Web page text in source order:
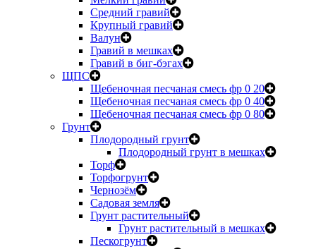
Средний гравий
Крупный гравий
Валун
Гравий в мешках
Гравий в биг-бэгах
ЩПС
Щебеночная песчаная смесь фр 0 20
Щебеночная песчаная смесь фр 0 40
Щебеночная песчаная смесь фр 0 80
Грунт
Плодородный грунт
Плодородный грунт в мешках
Торф
Торфогрунт
Чернозём
Садовая земля
Грунт растительный
Грунт растительный в мешках
Пескогрунт